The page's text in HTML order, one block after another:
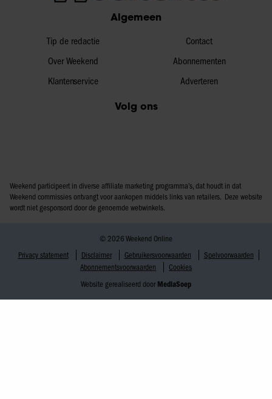
Algemeen
Tip de redactie
Over Weekend
Klantenservice
Contact
Abonnementen
Adverteren
Volg ons
Weekend participeert in diverse affiliate marketing programma’s, dat houdt in dat
Weekend commissies ontvangt voor aankopen middels links van retailers. Deze website
wordt niet gesponsord door de genoemde webwinkels.
© 2026 Weekend Online
Privacy statement
Disclaimer Gebruikersvoorwaarden
Spelvoorwaarden
Abonnementsvoorwaarden
Cookies
Website gerealiseerd door MediaSoep